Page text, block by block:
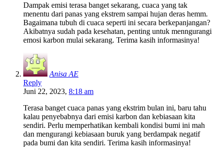
Dampak emisi terasa banget sekarang, cuaca yang tak
menentu dari panas yang ekstrem sampai hujan deras hemm.
Bagaimana tubuh di cuaca seperti ini secara berkepanjangan?
Akibatnya sudah pada kesehatan, penting untuk menngurangi
emosi karbon mulai sekarang. Terima kasih informasinya!
Anisa AE
Reply
Juni 22, 2023, 8:18 am
Terasa banget cuaca panas yang ekstrim bulan ini, baru tahu
kalau penyebabnya dari emisi karbon dan kebiasaan kita
sendiri. Perlu memperhatikan kembali kondisi bumi ini mah
dan mengurangi kebiasaan buruk yang berdampak negatif
pada bumi dan kita sendiri. Terima kasih informasinya!